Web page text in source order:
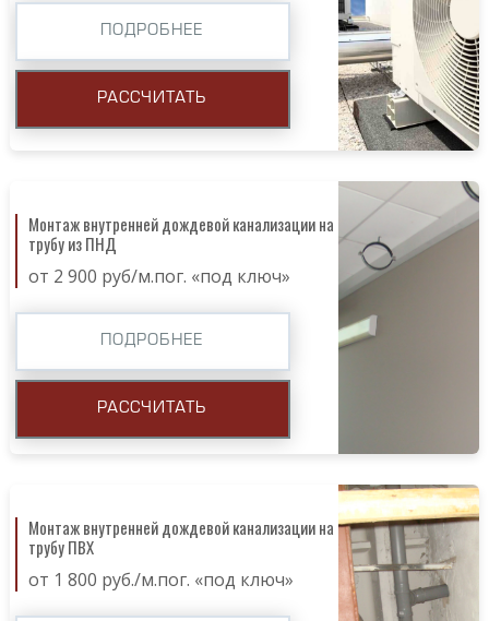
ПОДРОБНЕЕ
РАССЧИТАТЬ
Монтаж внутренней дождевой канализации на
трубу из ПНД
от 2 900 руб/м.пог. «под ключ»
ПОДРОБНЕЕ
РАССЧИТАТЬ
Монтаж внутренней дождевой канализации на
трубу ПВХ
от 1 800 руб./м.пог. «под ключ»